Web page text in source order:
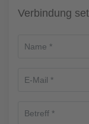
Verbindung